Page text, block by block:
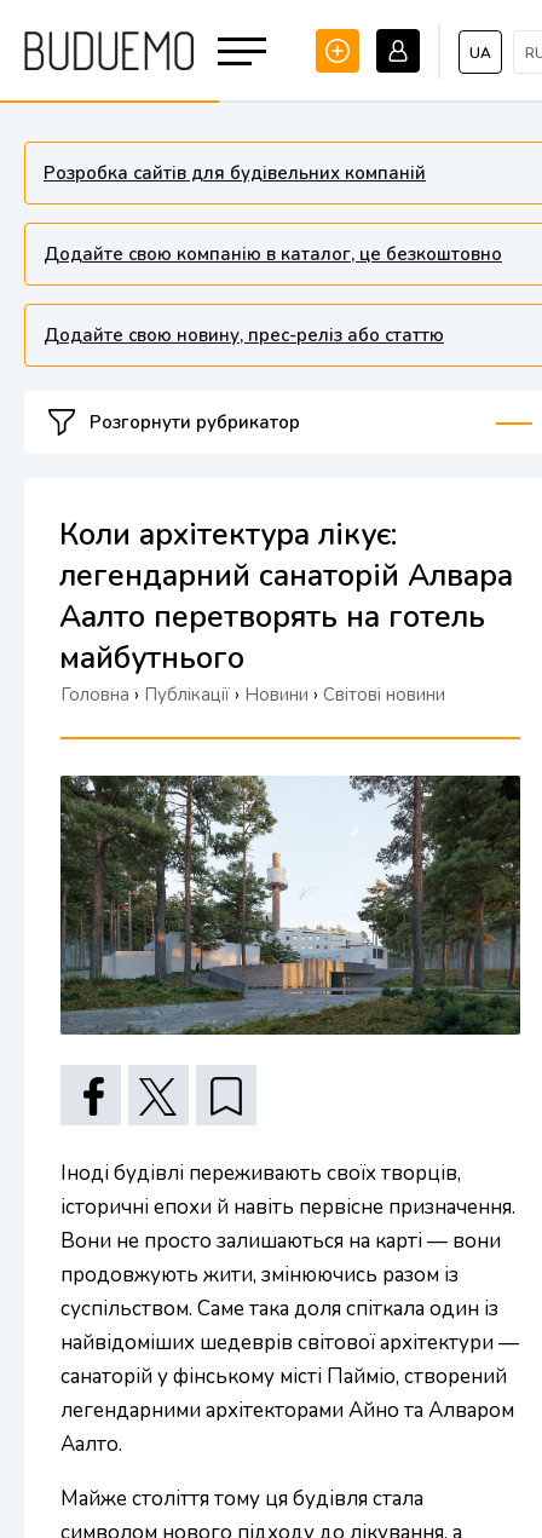
UA
Розробка сайтів для будівельних компаній
Додайте свою компанію в каталог, це безкоштовно
Додайте свою новину, прес-реліз або статтю
Розгорнути рубрикатор
Коли архітектура лікує:
легендарний санаторій Алвара
Аалто перетворять на готель
майбутнього
Головна › Публікації › Новини › Світові новини
Іноді будівлі переживають своїх творців,
історичні епохи й навіть первісне призначення.
Вони не просто залишаються на карті — вони
продовжують жити, змінюючись разом із
суспільством. Саме така доля спіткала один із
найвідоміших шедеврів світової архітектури —
санаторій у фінському місті Пайміо, створений
легендарними архітекторами Айно та Алваром
Аалто.
Майже століття тому ця будівля стала
символом нового підходу до лікування, а